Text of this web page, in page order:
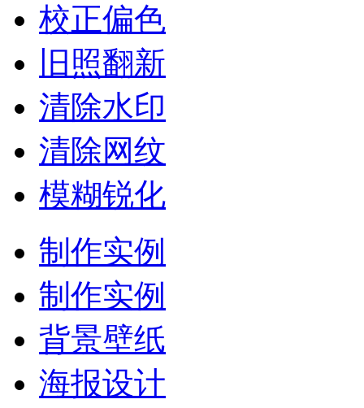
校正偏色
旧照翻新
清除水印
清除网纹
模糊锐化
制作实例
制作实例
背景壁纸
海报设计